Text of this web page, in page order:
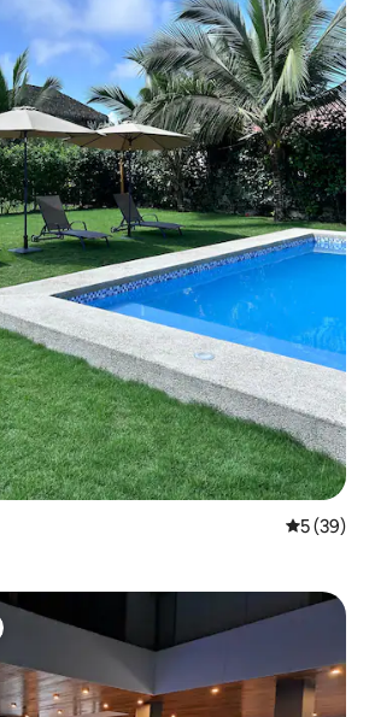
Prosječna
5 (39)